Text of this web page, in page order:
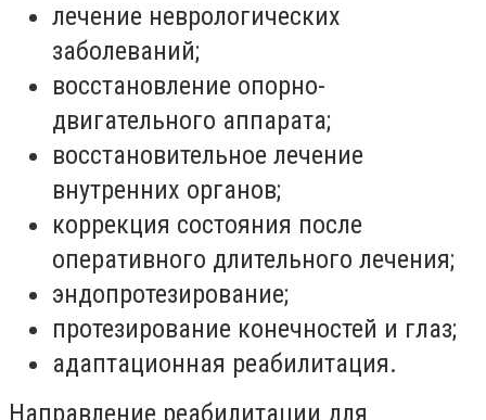
лечение неврологических
заболеваний;
восстановление опорно-
двигательного аппарата;
восстановительное лечение
внутренних органов;
коррекция состояния после
оперативного длительного лечения;
эндопротезирование;
протезирование конечностей и глаз;
адаптационная реабилитация.
Направление реабилитации для